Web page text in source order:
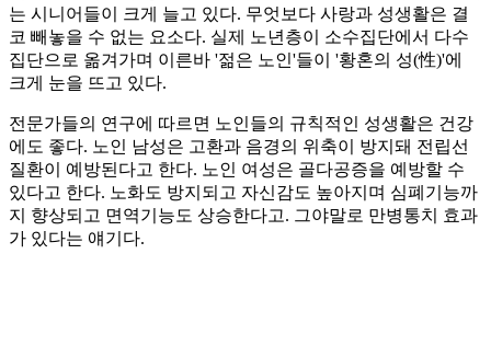
는 시니어들이 크게 늘고 있다. 무엇보다 사랑과 성생활은 결
코 빼놓을 수 없는 요소다. 실제 노년층이 소수집단에서 다수
집단으로 옮겨가며 이른바 '젊은 노인'들이 '황혼의 성(性)'에
크게 눈을 뜨고 있다.
전문가들의 연구에 따르면 노인들의 규칙적인 성생활은 건강
에도 좋다. 노인 남성은 고환과 음경의 위축이 방지돼 전립선
질환이 예방된다고 한다. 노인 여성은 골다공증을 예방할 수
있다고 한다. 노화도 방지되고 자신감도 높아지며 심폐기능까
지 향상되고 면역기능도 상승한다고. 그야말로 만병통치 효과
가 있다는 얘기다.